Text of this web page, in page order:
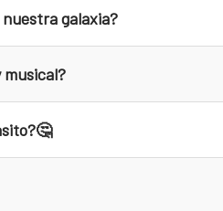
galaxia?
musical?